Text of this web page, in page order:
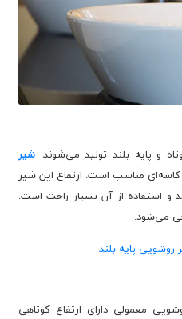
و پایه بلند تولید می‌شوند. شیر
مناسب است. ارتفاع این شیر
و استفاده از آن بسیار راحت است.
می‌شود.
روشویی پایه بلند
معمولی دارای ارتفاع کوتاهی